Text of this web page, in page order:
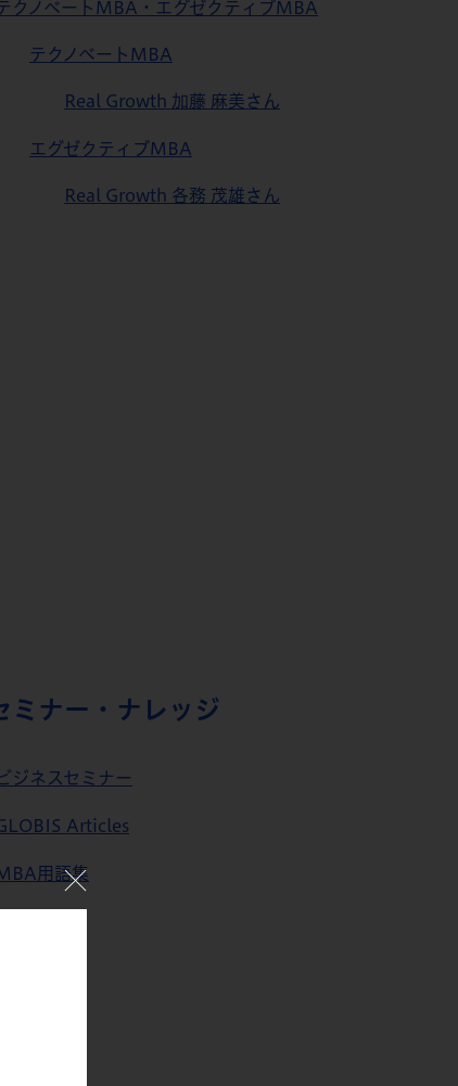
クノベートMBA・エグゼクティブMBA
テクノベートMBA
Real Growth 加藤 麻美さん
エグゼクティブMBA
Real Growth 各務 茂雄さん
ミナー・ナレッジ
ビジネスセミナー
Articles
用語集